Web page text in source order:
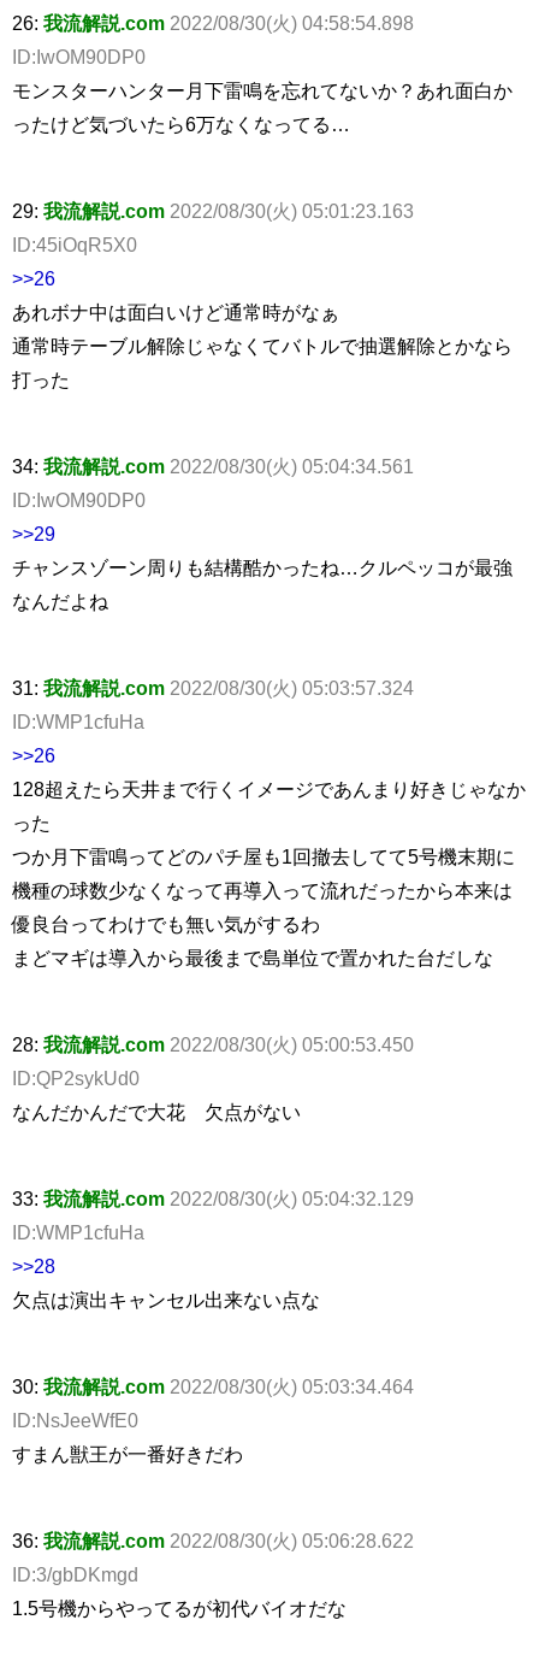
26: 我流解説.com 2022/08/30(火) 04:58:54.898
ID:IwOM90DP0
モンスターハンター月下雷鳴を忘れてないか？あれ面白か
ったけど気づいたら6万なくなってる…
29: 我流解説.com 2022/08/30(火) 05:01:23.163
ID:45iOqR5X0
>>26
あれボナ中は面白いけど通常時がなぁ
通常時テーブル解除じゃなくてバトルで抽選解除とかなら
打った
34: 我流解説.com 2022/08/30(火) 05:04:34.561
ID:IwOM90DP0
>>29
チャンスゾーン周りも結構酷かったね…クルペッコが最強
なんだよね
31: 我流解説.com 2022/08/30(火) 05:03:57.324
ID:WMP1cfuHa
>>26
128超えたら天井まで行くイメージであんまり好きじゃなか
った
つか月下雷鳴ってどのパチ屋も1回撤去してて5号機末期に
機種の球数少なくなって再導入って流れだったから本来は
優良台ってわけでも無い気がするわ
まどマギは導入から最後まで島単位で置かれた台だしな
28: 我流解説.com 2022/08/30(火) 05:00:53.450
ID:QP2sykUd0
なんだかんだで大花 欠点がない
33: 我流解説.com 2022/08/30(火) 05:04:32.129
ID:WMP1cfuHa
>>28
欠点は演出キャンセル出来ない点な
30: 我流解説.com 2022/08/30(火) 05:03:34.464
ID:NsJeeWfE0
すまん獣王が一番好きだわ
36: 我流解説.com 2022/08/30(火) 05:06:28.622
ID:3/gbDKmgd
1.5号機からやってるが初代バイオだな